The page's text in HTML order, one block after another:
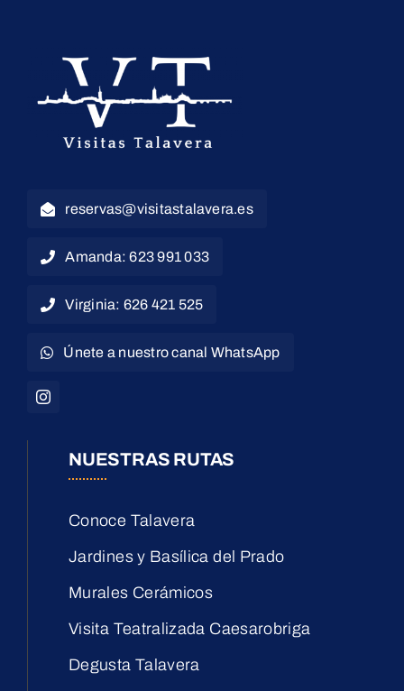
reservas@visitastalavera.es
Amanda: 623 991 033
Virginia: 626 421 525
Únete a nuestro canal WhatsApp
NUESTRAS RUTAS
Conoce Talavera
Jardines y Basílica del Prado
Murales Cerámicos
Visita Teatralizada Caesarobriga
Degusta Talavera